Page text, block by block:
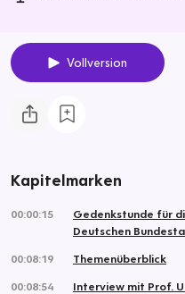
Vollversion
Kapitelmarken
00:00:15
Gedenk­stunde für
Deutschen
00:08:19
Themenüberblick
00:08:54
Interview mit Prof.